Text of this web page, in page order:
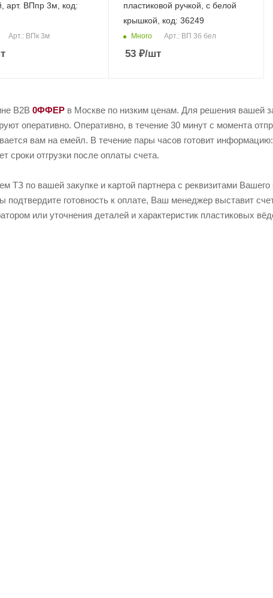
арт. ВПпр 3м, код:
Арт.: ВПк 3м
пластиковой ручкой, с белой
крышкой, код: 36249
Много Арт.: ВП 3б бел
53₽/шт
B2B 0ФФЕР в Москве по низким ценам. Для решения вашей
оперативно. Оперативно, в течение 30 минут с момента
вам на емейл. В течение пары часов готовит
сроки отгрузки после оплаты счета.
ТЗ по вашей закупке и картой партнера с реквизитами
готовность к оплате, Ваш менеджер выставит
или уточнения деталей и характеристик пластиковых